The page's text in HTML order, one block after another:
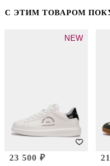
С ЭТИМ ТОВАРОМ
NEW
23 500 ₽